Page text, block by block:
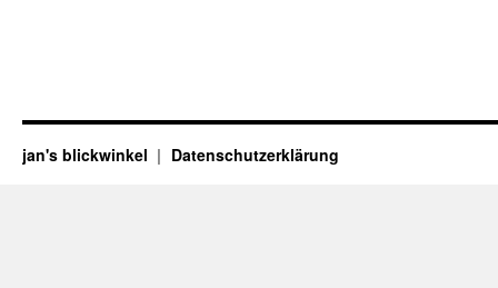
jan's blickwinkel Datenschutzerklärung